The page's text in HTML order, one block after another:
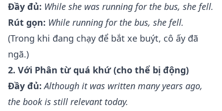
Đầy đủ: While she was running for the bus, she fell.
Rút gọn: While running for the bus, she fell.
(Trong khi đang chạy để bắt xe buýt, cô ấy đã
ngã.)
2. Với Phân từ quá khứ (cho thể bị động)
Đầy đủ: Although it was written many years ago,
the book is still relevant today.